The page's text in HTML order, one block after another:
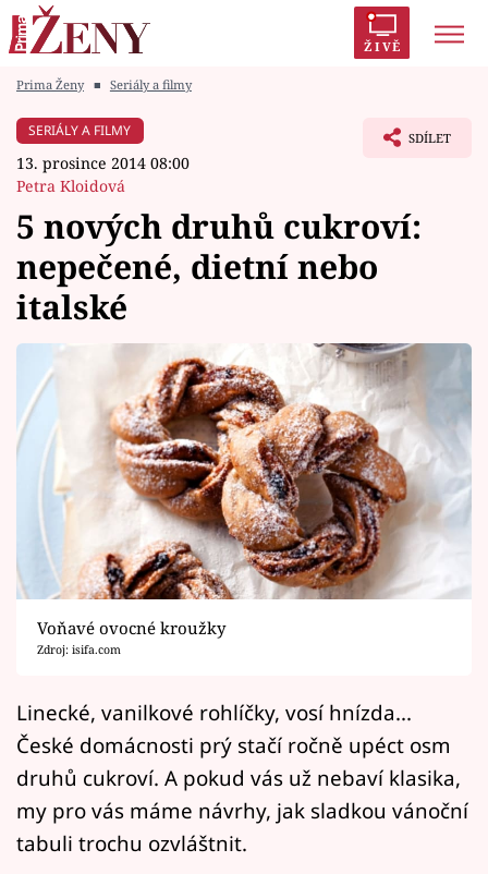
ŽIVĚ
Módní alarm
Témata
Celebrity
Vztahy
Seriály
Horoskopy
Sledujte prima+
Filmový festival Karlovy Vary
Pořady
Mámy sobě
Přihlášení
Sledujte nás
Prima Ženy ■ Seriály a filmy
SERIÁLY A FILMY
13. prosince 2014 08:00
Petra Kloidová
SDÍLET
5 nových druhů cukroví:
nepečené, dietní nebo
italské
Voňavé ovocné kroužky
Zdroj: isifa.com
Linecké, vanilkové rohlíčky, vosí hnízda...
České domácnosti prý stačí ročně upéct osm
druhů cukroví. A pokud vás už nebaví klasika,
my pro vás máme návrhy, jak sladkou vánoční
tabuli trochu ozvláštnit.